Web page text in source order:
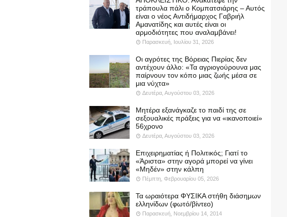
τράπουλα πάλι ο Κομπατσιάρης – Αυτός
είναι ο νέος Αντιδήμαρχος Γαβριήλ
Αμανατίδης και αυτές είναι οι
αρμοδιότητες που αναλαμβάνει!
Παρασκευή, Ιουλίου 31, 2026
Οι αγρότες της Βόρειας Πιερίας δεν
αντέχουν άλλο: «Τα αγριογούρουνα μας
παίρνουν τον κόπο μιας ζωής μέσα σε
μια νύχτα»
Δευτέρα, Αυγούστου 03, 2026
Μητέρα εξανάγκαζε το παιδί της σε
σεξουαλικές πράξεις για να «ικανοποιεί»
56χρονο
Δευτέρα, Αυγούστου 03, 2026
Επιχειρηματίας ή Πολιτικός; Γιατί το
«Άριστα» στην αγορά μπορεί να γίνει
«Μηδέν» στην κάλπη
Πέμπτη, Φεβρουαρίου 05, 2026
Τα ωραιότερα ΦΥΣΙΚΑ στήθη διάσημων
ελληνίδων (φωτό/βίντεο)
Παρασκευή, Νοεμβρίου 14, 2014